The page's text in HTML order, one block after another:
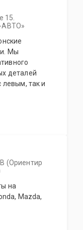
15.
АВТО»
деталей
левым, так и
(Ориентир
на
Mazda,